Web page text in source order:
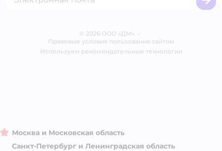
Блог
© 2026 ООО «ДМ» •
Правовые условия пользования сайтом
Используем рекомендательные технологии
Москва и Московская область
Санкт-Петербург и Ленинградская область